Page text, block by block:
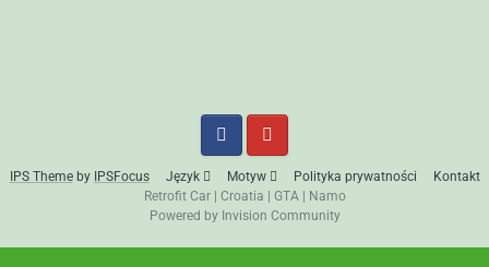
IPS Themeby IPSFocus Język Motyw Polityka prywatności
Kontakt
Retrofit Car| Croatia GTA|
Namo
Powered by Invision Community